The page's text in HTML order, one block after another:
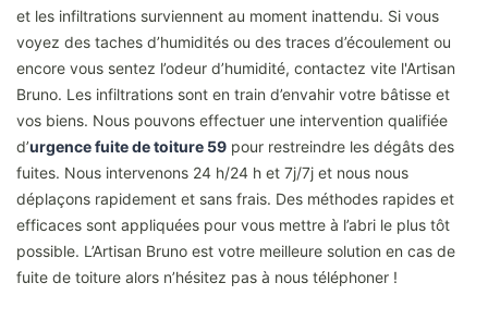
et les infiltrations surviennent au moment inattendu. Si vous
voyez des taches d’humidités ou des traces d’écoulement ou
encore vous sentez l’odeur d’humidité, contactez vite l'Artisan
Bruno. Les infiltrations sont en train d’envahir votre bâtisse et
vos biens. Nous pouvons effectuer une intervention qualifiée
d’urgence fuite de toiture 59 pour restreindre les dégâts des
fuites. Nous intervenons 24 h/24 h et 7j/7j et nous nous
déplaçons rapidement et sans frais. Des méthodes rapides et
efficaces sont appliquées pour vous mettre à l’abri le plus tôt
possible. L’Artisan Bruno est votre meilleure solution en cas de
fuite de toiture alors n’hésitez pas à nous téléphoner !